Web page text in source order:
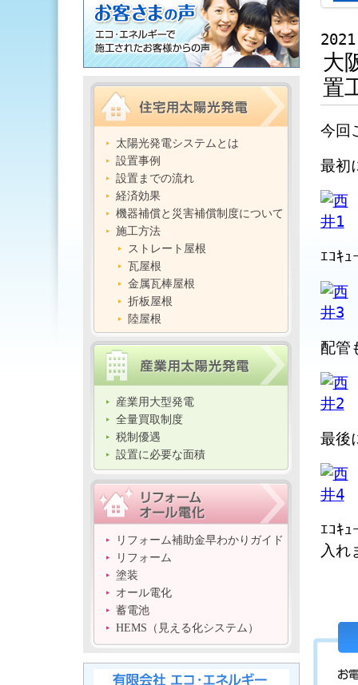
太陽光発電システムとは
設置事例
設置までの流れ
経済効果
機器補償と災害補償制度について
施工方法
ストレート屋根
瓦屋根
金属瓦棒屋根
折板屋根
陸屋根
産業用大型発電
全量買取制度
税制優遇
設置に必要な面積
リフォーム補助金早わかりガイド
リフォーム
塗装
オール電化
蓄電池
HEMS（見える化システム）
大
置
今回
最初
ｴｺｷｭ
配管
最後
ｴｺｷｭ
入れ